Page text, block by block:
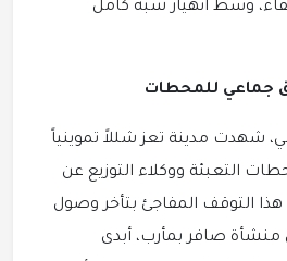
وسط انهيار شبه كامل
جماعي للمحطات
شهدت مدينة تعز شللاً تموينياً
التعبئة ووكلاء التوزيع عن
هذا التوقف المفاجئ بتأخر وصول
منشأة صافر بمأرب، أبدى